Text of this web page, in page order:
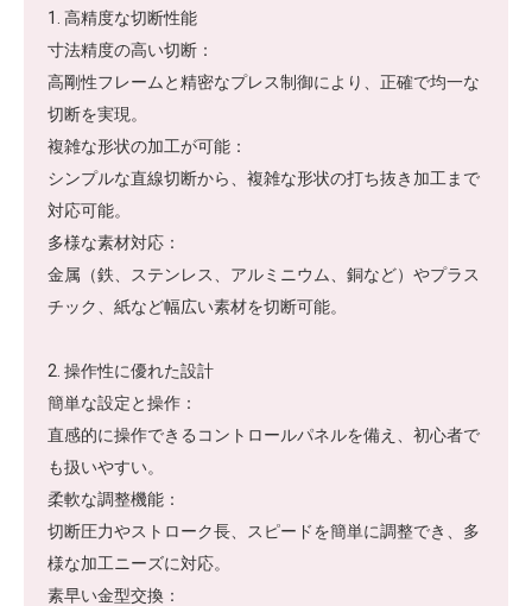
1. 高精度な切断性能
寸法精度の高い切断：
高剛性フレームと精密なプレス制御により、正確で均一な
切断を実現。
複雑な形状の加工が可能：
シンプルな直線切断から、複雑な形状の打ち抜き加工まで
対応可能。
多様な素材対応：
金属（鉄、ステンレス、アルミニウム、銅など）やプラス
チック、紙など幅広い素材を切断可能。
2. 操作性に優れた設計
簡単な設定と操作：
直感的に操作できるコントロールパネルを備え、初心者で
も扱いやすい。
柔軟な調整機能：
切断圧力やストローク長、スピードを簡単に調整でき、多
様な加工ニーズに対応。
素早い金型交換：